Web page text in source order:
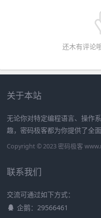
还木有评论
关于本站
无论你对特定编程语言、操作
趣，密码极客都为你提供了全
Copyright © 2023 密码极客
联系我们
交流可通过如下方式：
企鹅：29566461